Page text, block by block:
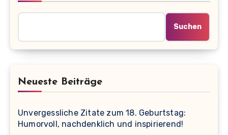
Suchen
Neueste Beiträge
Unvergessliche Zitate zum 18. Geburtstag:
Humorvoll, nachdenklich und inspirierend!